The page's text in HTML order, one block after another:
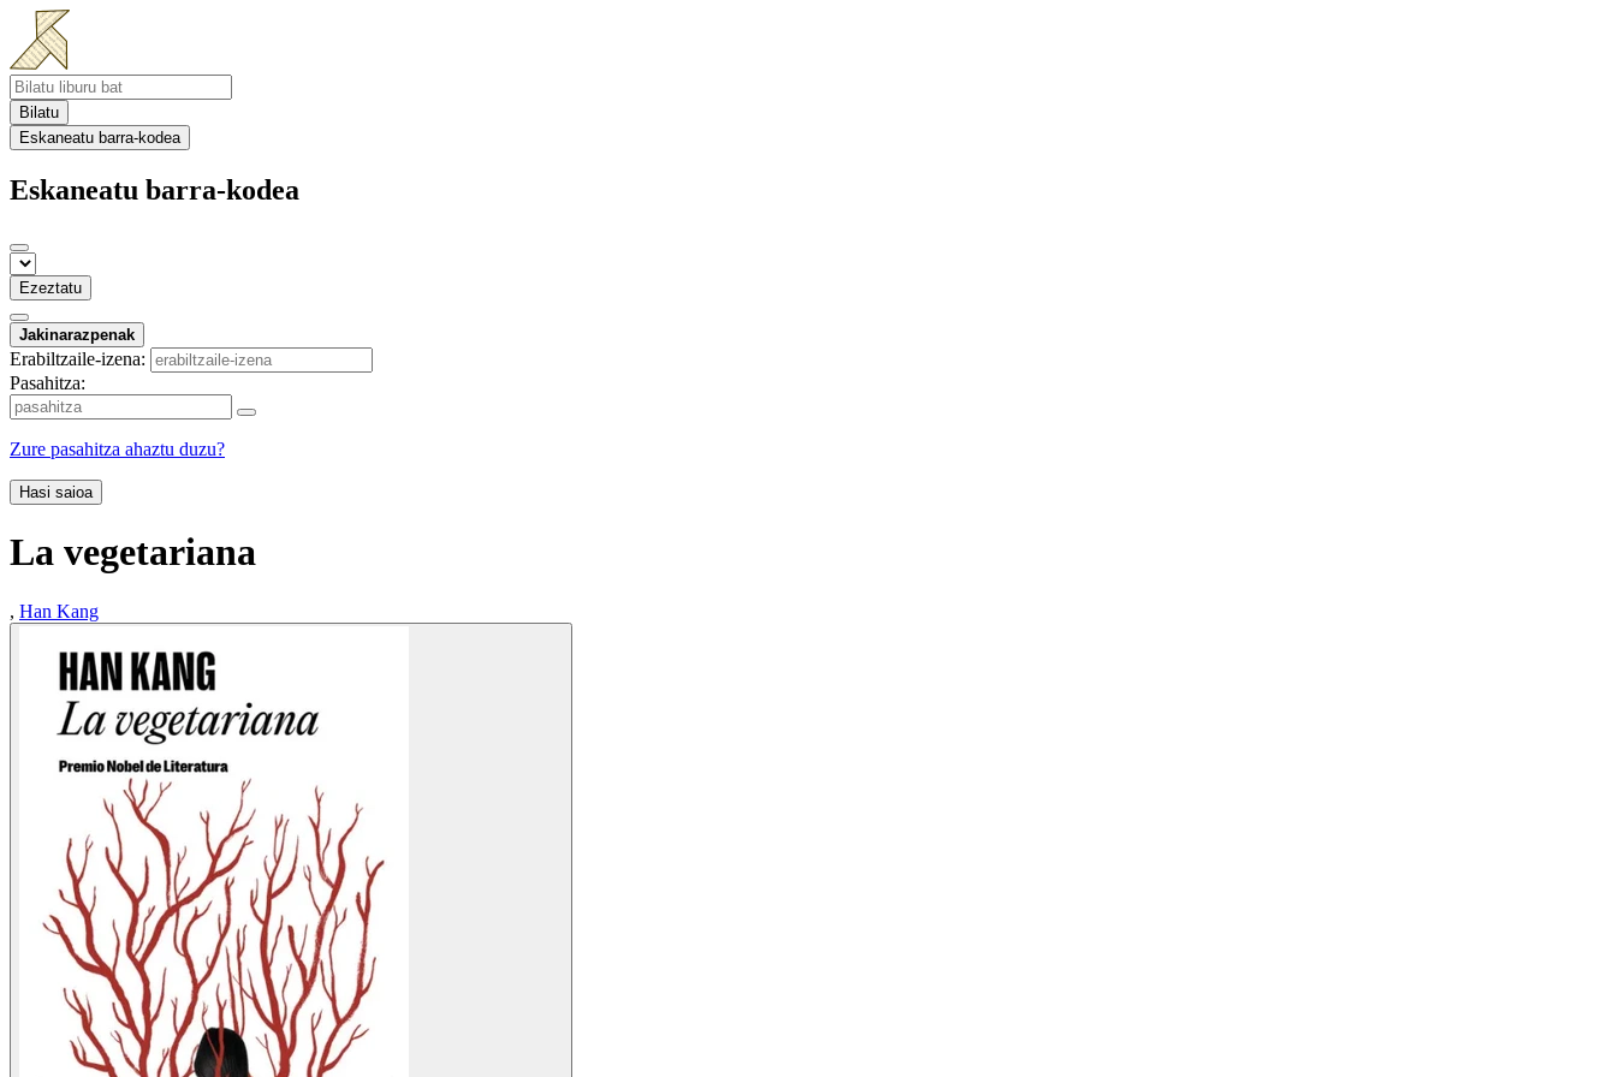
Bilatu
Eskaneatu barra-kodea
Eskaneatu barra-kodea
Ezeztatu
Jakinarazpenak
Erabiltzaile-izena:
Pasahitza:
Zure pasahitza ahaztu duzu?
Hasi saioa
La vegetariana
, Han Kang